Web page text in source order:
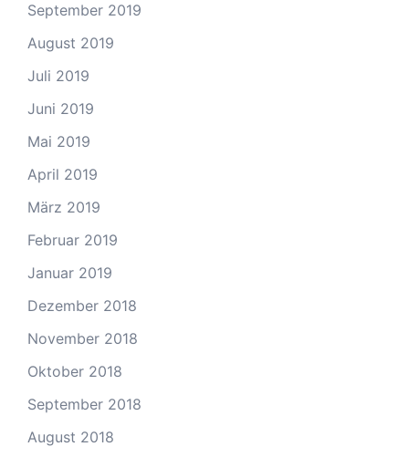
September 2019
August 2019
Juli 2019
Juni 2019
Mai 2019
April 2019
März 2019
Februar 2019
Januar 2019
Dezember 2018
November 2018
Oktober 2018
September 2018
August 2018